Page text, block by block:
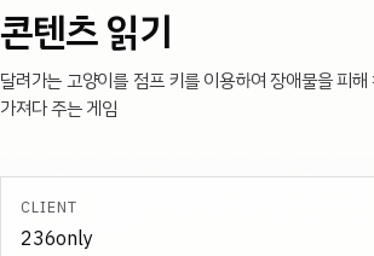
콘텐츠 읽기
달려가는 고양이를 점프 키를 이용하여 장애물을 피
가져다 주는 게임
CLIENT
236only